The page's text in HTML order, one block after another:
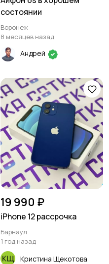
состоянии
Воронеж
8 месяцев назад
Андрей
19 990 ₽
iPhone 12 рассрочка
Барнаул
1 год назад
Кристина Щекотова